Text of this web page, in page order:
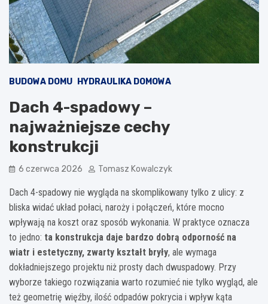
BUDOWA DOMU HYDRAULIKA DOMOWA
Dach 4-spadowy –
najważniejsze cechy
konstrukcji
6 czerwca 2026 Tomasz Kowalczyk
Dach 4-spadowy nie wygląda na skomplikowany tylko z ulicy: z
bliska widać układ połaci, naroży i połączeń, które mocno
wpływają na koszt oraz sposób wykonania. W praktyce oznacza
to jedno: ta konstrukcja daje bardzo dobrą odporność na
wiatr i estetyczny, zwarty kształt bryły, ale wymaga
dokładniejszego projektu niż prosty dach dwuspadowy. Przy
wyborze takiego rozwiązania warto rozumieć nie tylko wygląd, ale
też geometrię więźby, ilość odpadów pokrycia i wpływ kąta